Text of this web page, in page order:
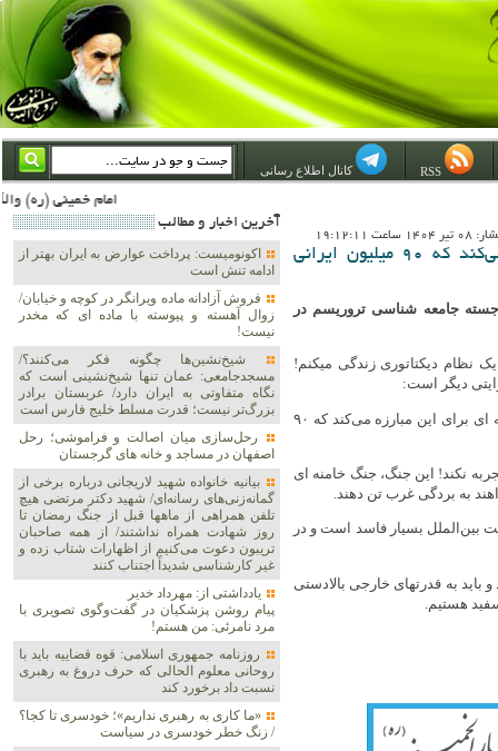
کانال اطلاع رسانی
امام خمینی (ره) والله اسلام تمامش سیاست است؛ ***** امام شهید: به گفتار امام و کردار امام اهتمام بورزید ***** امام خمینی(ره): ان شاء الله ما اندوه دلمان را در وقت مناسب با انتقام از امریکا
19:12:11
پروفسور اورسینی: {آیت‌الله} خامنه‌ای برای این مبارزه می‌کند که ۹۰ میلیون ایرانی
جامعه شناسی تروریسم در
یک نظام دیکتاتوری زندگی میکنم!
دیگر است:
خامنه‌ای برای حفظ خود و حکومتش نیست که مبارزه می‌کند، بلکه خامنه ای برای این مبارزه می‌کند که ۹۰
نکند! این جنگ، جنگ خامنه ای
به بردگی غرب تن دهند.
بین‌الملل بسیار فاسد است و در
به قدرتهای خارجی بالادستی
هستیم.
آخرين اخبار و مطالب
اکونومیست: پرداخت عوارض به ایران بهتر از
ادامه تنش است
فروش آزادانه ماده ویرانگر در کوچه و خیابان/
زوال آهسته و پیوسته با ماده ای که مخدر
نیست!
شیخ‌نشین‌ها چگونه فکر می‌کنند؟/
مسجدجامعی: عمان تنها شیخ‌نشینی است که
نگاه متفاوتی به ایران دارد/ عربستان برادر
بزرگ‌تر نیست؛ قدرت مسلط خلیج فارس است
رحل‌سازی میان اصالت و فراموشی؛ رحل
اصفهان در مساجد و خانه های گرجستان
بیانیه خانواده شهید لاریجانی درباره برخی از
گمانه‌زنی‌های رسانه‌ای/ شهید دکتر مرتضی هیچ
تلفن همراهی از ماهها قبل از جنگ رمضان تا
روز شهادت همراه نداشتند/ از همه صاحبان
تریبون دعوت می‌کنیم از اظهارات شتاب زده و
غیر کارشناسی شدیداً اجتناب کنند
یادداشتی از: مهرداد خدیر
پیام روشن پزشکیان در گفت‌و‌گوی تصویری با
مرد نامرئی: من هستم!
روزنامه جمهوری اسلامی: قوه قضاییه باید با
روحانی معلوم الحالی که حرف دروغ به رهبری
نسبت داد برخورد کند
«ما کاری به رهبری نداریم»؛ خودسری تا کجا؟
/ زنگ خطر خودسری در سیاست